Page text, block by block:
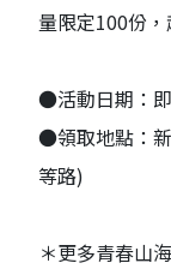
量限定100份，
●活動日期：
●領取地點：
等路)
＊更多青春山